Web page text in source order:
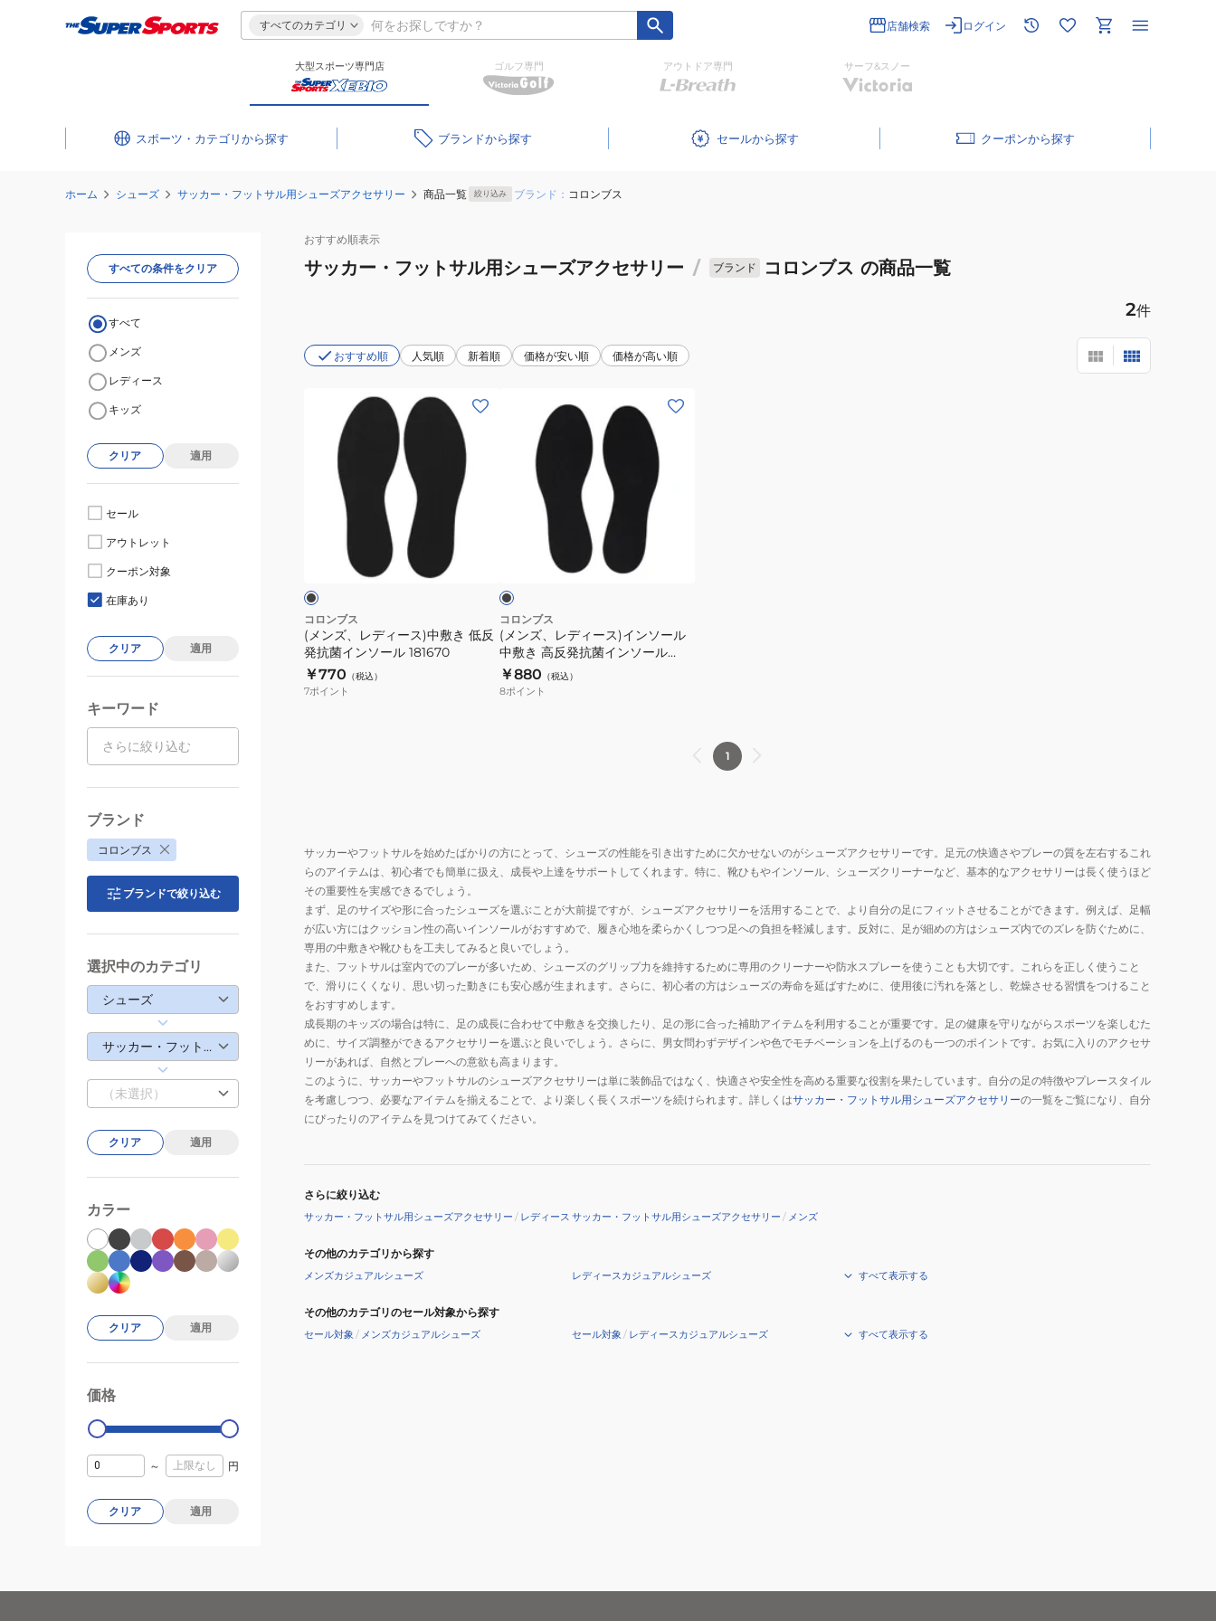
すべてのカテゴリ 店舗検索 ログイン
大型スポーツ専門店 ゴルフ専門 アウトドア専門 サーフ&スノー
スポーツ・カテゴリ ブランド セール クーポン
ホーム シューズ サッカー・フットサル用シューズアクセサリー 商品一覧 絞り込み ブランド： コロンブス
おすすめ順表示
サッカー・フットサル用シューズアクセサリー / ブランド コロンブス の商品一覧
2件
おすすめ順 人気順 新着順 価格が安い順 価格が高い順
敷
き
低
反
発
181670
コロンブス
(メンズ、レディース)中敷き 低反
発抗菌インソール 181670
￥770 （税込）
7ポイント
ン
ソ
ー
ル
中
イ
ン
ー
ル
181700
ッ
コロンブス
(メンズ、レディース)インソール
中敷き 高反発抗菌インソール
181700
￥880 （税込）
8ポイント
1
サッカーやフットサルを始めたばかりの方にとって、シューズの性能を引き出すために欠かせないのがシューズアクセサリーです。足元の快適さやプレーの質を左右するこれ
らのアイテムは、初心者でも簡単に扱え、成長や上達をサポートしてくれます。特に、靴ひもやインソール、シューズクリーナーなど、基本的なアクセサリーは長く使うほど
その重要性を実感できるでしょう。
まず、足のサイズや形に合ったシューズを選ぶことが大前提ですが、シューズアクセサリーを活用することで、より自分の足にフィットさせることができます。例えば、足幅
が広い方にはクッション性の高いインソールがおすすめで、履き心地を柔らかくしつつ足への負担を軽減します。反対に、足が細めの方はシューズ内でのズレを防ぐために、
専用の中敷きや靴ひもを工夫してみると良いでしょう。
また、フットサルは室内でのプレーが多いため、シューズのグリップ力を維持するために専用のクリーナーや防水スプレーを使うことも大切です。これらを正しく使うこと
で、滑りにくくなり、思い切った動きにも安心感が生まれます。さらに、初心者の方はシューズの寿命を延ばすために、使用後に汚れを落とし、乾燥させる習慣をつけること
をおすすめします。
成長期のキッズの場合は特に、足の成長に合わせて中敷きを交換したり、足の形に合った補助アイテムを利用することが重要です。足の健康を守りながらスポーツを楽しむた
めに、サイズ調整ができるアクセサリーを選ぶと良いでしょう。さらに、男女問わずデザインや色でモチベーションを上げるのも一つのポイントです。お気に入りのアクセサ
リーがあれば、自然とプレーへの意欲も高まります。
このように、サッカーやフットサルのシューズアクセサリーは単に装飾品ではなく、快適さや安全性を高める重要な役割を果たしています。自分の足の特徴やプレースタイル
を考慮しつつ、必要なアイテムを揃えることで、より楽しく長くスポーツを続けられます。詳しくはサッカー・フットサル用シューズアクセサリーの一覧をご覧になり、自分
にぴったりのアイテムを見つけてみてください。
さらに絞り込む
サッカー・フットサル用シューズアクセサリー / レディース サッカー・フットサル用シューズアクセサリー / メンズ
その他のカテゴリから探す
メンズカジュアルシューズ レディースカジュアルシューズ すべて表示する
その他のカテゴリのセール対象から探す
セール対象 / メンズカジュアルシューズ セール対象 / レディースカジュアルシューズ すべて表示する
すべての条件をクリア
すべて
メンズ
レディース
キッズ
クリア 適用
セール
アウトレット
クーポン対象
在庫あり
クリア 適用
キーワード
ブランド
コロンブス
ブランドで絞り込む
選択中のカテゴリ
シューズ
サッカー・フットサル用シューズアクセサリー
（未選択）
クリア 適用
カラー
クリア 適用
価格
0
～ 円
クリア 適用